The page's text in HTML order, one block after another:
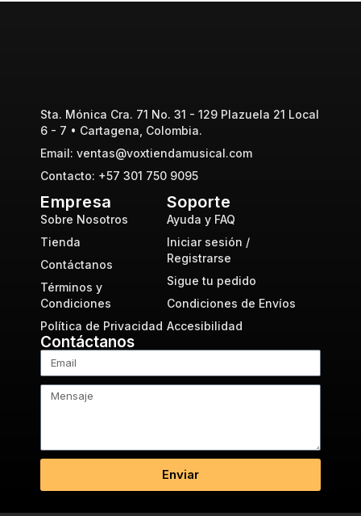
Sta. Mónica Cra. 71 No. 31 - 129 Plazuela 21 Local
6 - 7 • Cartagena, Colombia.
Email: ventas@voxtiendamusical.com
Contacto: +57 301 750 9095
Empresa
Sobre Nosotros
Tienda
Contáctanos
Términos y
Condiciones
Política de Privacidad
Soporte
Ayuda y FAQ
Iniciar sesión /
Registrarse
Sigue tu pedido
Condiciones de Envíos
Accesibilidad
Contáctanos
Enviar